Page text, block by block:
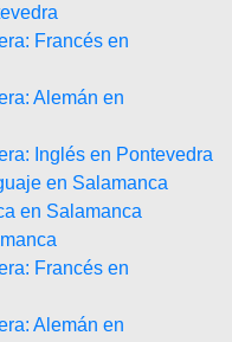
Francés en
Alemán en
Inglés en Pontevedra
en Salamanca
en Salamanca
Francés en
Alemán en